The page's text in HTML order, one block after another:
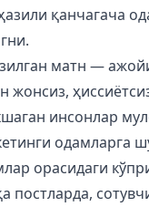
қанчагача
матн —
жонсиз,
инсонлар
одамларга
орасидаги
постларда,